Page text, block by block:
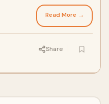
Today, dri...
Read More →
Share